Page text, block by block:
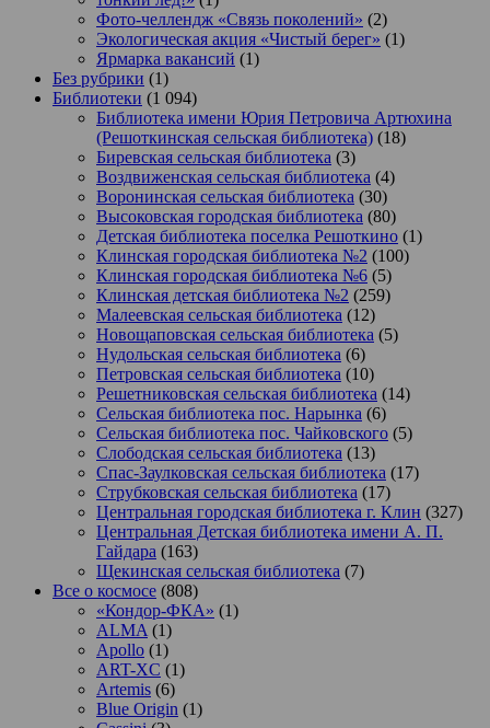
Фото-челлендж «Связь поколений» (2)
Экологическая акция «Чистый берег» (1)
Ярмарка вакансий (1)
Без рубрики (1)
Библиотеки (1 094)
Библиотека имени Юрия Петровича Артюхина
(Решоткинская сельская библиотека) (18)
Биревская сельская библиотека (3)
Воздвиженская сельская библиотека (4)
Воронинская сельская библиотека (30)
Высоковская городская библиотека (80)
Детская библиотека поселка Решоткино (1)
Клинская городская библиотека №2 (100)
Клинская городская библиотека №6 (5)
Клинская детская библиотека №2 (259)
Малеевская сельская библиотека (12)
Новощаповская сельская библиотека (5)
Нудольская сельская библиотека (6)
Петровская сельская библиотека (10)
Решетниковская сельская библиотека (14)
Сельская библиотека пос. Нарынка (6)
Сельская библиотека пос. Чайковского (5)
Слободская сельская библиотека (13)
Спас-Заулковская сельская библиотека (17)
Струбковская сельская библиотека (17)
Центральная городская библиотека г. Клин (327)
Центральная Детская библиотека имени А. П.
Гайдара (163)
Щекинская сельская библиотека (7)
Все о космосе (808)
«Кондор-ФКА» (1)
ALMA (1)
Apollo (1)
ART-XC (1)
Artemis (6)
Blue Origin (1)